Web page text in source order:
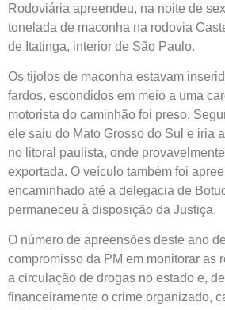
Rodoviária apreendeu, na noite de
tonelada de maconha na rodovia
de Itatinga, interior de São Paulo.
Os tijolos de maconha estavam
fardos, escondidos em meio a uma
motorista do caminhão foi preso.
ele saiu do Mato Grosso do Sul e iria
no litoral paulista, onde
exportada. O veículo também foi
encaminhado até a delegacia de
permaneceu à disposição da Justiça.
O número de apreensões deste ano
compromisso da PM em monitorar as
a circulação de drogas no estado e,
financeiramente o crime organizado,